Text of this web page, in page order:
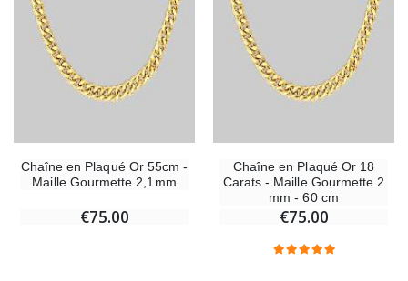
Chaîne en Plaqué Or 55cm -
Maille Gourmette 2,1mm
€75.00
Chaîne en Plaqué Or 18
Carats - Maille Gourmette 2
mm - 60 cm
€75.00